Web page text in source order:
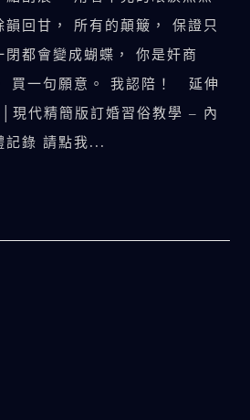
回甘， 所有的顛簸， 保證只
都會變成蝴蝶， 你是奸商
買一句願意。 我認陪！ 延伸
現代精簡版訂婚習俗教學 – 內
記錄 請點我...